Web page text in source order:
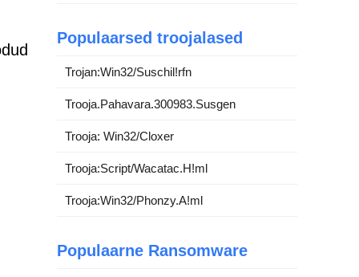
Populaarsed troojalased
Trojan:Win32/Suschil!rfn
Trooja.Pahavara.300983.Susgen
Trooja: Win32/Cloxer
Trooja:Script/Wacatac.H!ml
Trooja:Win32/Phonzy.A!ml
Populaarne Ransomware